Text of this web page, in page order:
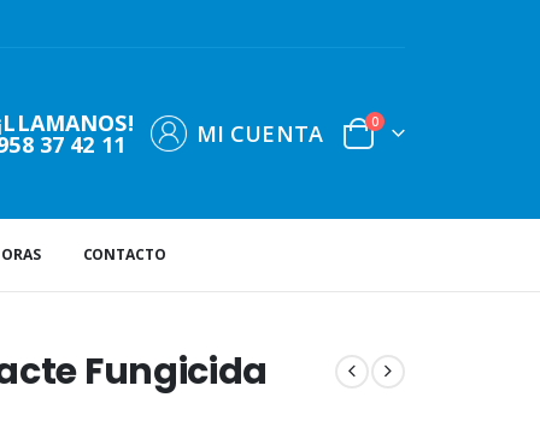
37 42 11 MI CUENTA 0
CONTACTO
Fungicida